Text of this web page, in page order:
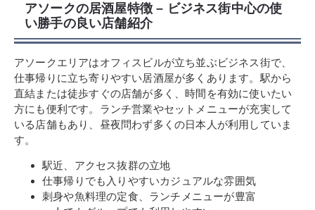
アソークの居酒屋特徴 – ビジネス街中心の使
い勝手の良い店舗紹介
アソークエリアはオフィスビルが立ち並ぶビジネス街で、
仕事帰りに立ち寄りやすい居酒屋が多くあります。駅から
直結または徒歩すぐの店舗が多く、時間を有効に使いたい
方にも便利です。ランチ営業やセットメニューが充実して
いる店舗もあり、昼夜問わず多くの日本人が利用していま
す。
駅近、アクセス抜群の立地
仕事帰りでも入りやすいカジュアルな雰囲気
刺身や魚料理の定食、ランチメニューが豊富